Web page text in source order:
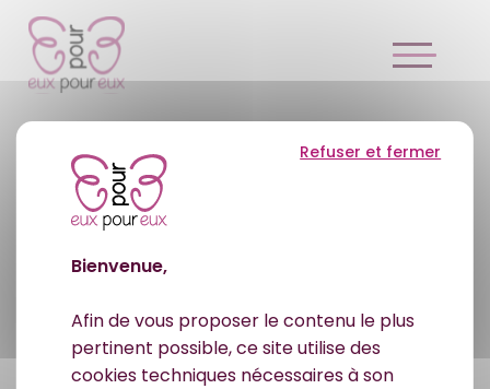
Bienvenue,
Afin de vous proposer le contenu le plus
pertinent possible, ce site utilise des
cookies techniques nécessaires à son
Refuser et fermer